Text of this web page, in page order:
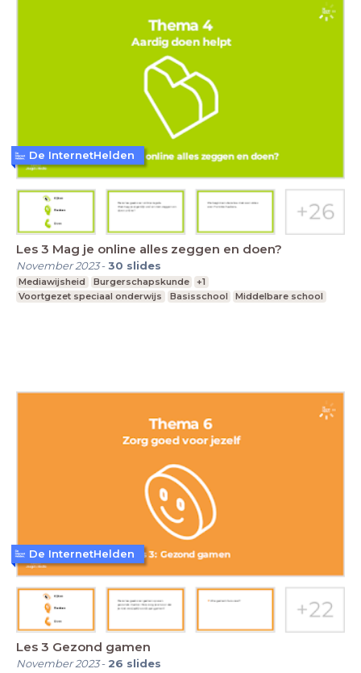
Les 3 Mag je online alles zeggen en doen?
November 2023-30 slides
Mediawijsheid Burgerschapskunde
+1
Voortgezet speciaal onderwijs
Basisschool Middelbare school
De InternetHelden
Les 3 Gezond gamen
November 2023- 26 slides
De InternetHelden